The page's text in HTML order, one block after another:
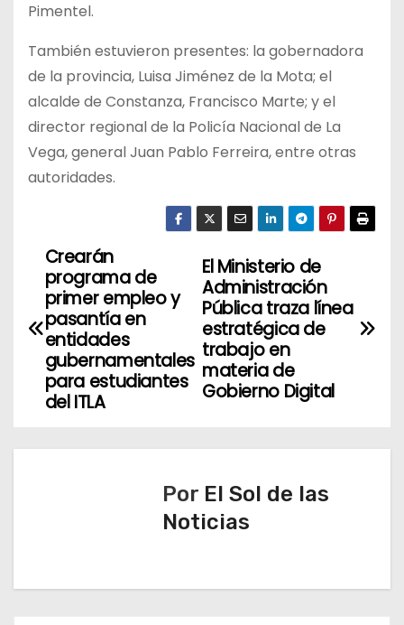
Pimentel.
También estuvieron presentes: la gobernadora
de la provincia, Luisa Jiménez de la Mota; el
alcalde de Constanza, Francisco Marte; y el
director regional de la Policía Nacional de La
Vega, general Juan Pablo Ferreira, entre otras
autoridades.
N
v
a
El Ministerio de
Administración
Pública traza línea
estratégica de
trabajo en
materia de
Gobierno Digital
Crearán
programa de
primer empleo y
pasantía en
entidades
gubernamentales
para estudiantes
del ITLA
Por El Sol de las
Noticias